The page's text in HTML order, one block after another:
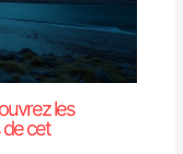
les
de cet